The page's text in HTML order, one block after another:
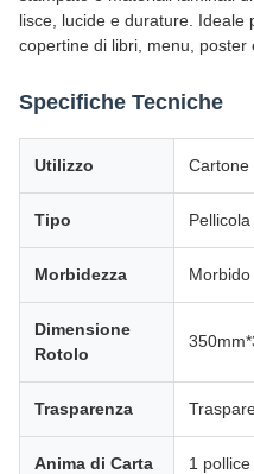
lisce, lucide e durature. Ideale
copertine di libri, menu, poster
Specifiche Tecniche
Utilizzo Cartone
Tipo
Morbidezza Morbido
Dimensione
Rotolo
Trasparenza
Anima di Carta 1